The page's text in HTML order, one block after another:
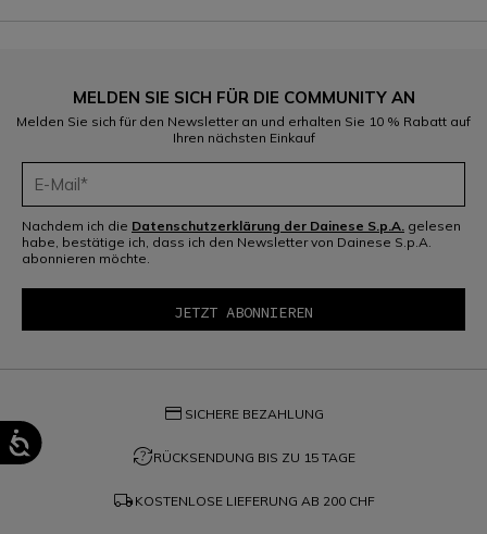
MELDEN SIE SICH FÜR DIE COMMUNITY AN
Melden Sie sich für den Newsletter an und erhalten Sie 10 % Rabatt auf
Ihren nächsten Einkauf
Nachdem ich die Datenschutzerklärung der Dainese S.p.A. gelesen
habe, bestätige ich, dass ich den Newsletter von Dainese S.p.A.
abonnieren möchte.
credit_card SICHERE BEZAHLUNG
question_exchangeRÜCKSENDUNG BIS ZU 15 TAGE
local_shipping KOSTENLOSE LIEFERUNG AB 200 CHF